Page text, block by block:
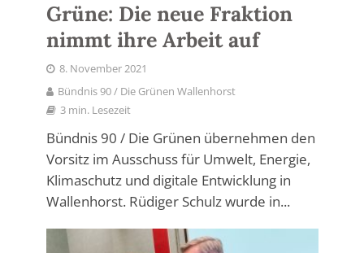
Grüne: Die neue Fraktion
nimmt ihre Arbeit auf
8. November 2021
Bündnis 90 / Die Grünen Wallenhorst
3 min. Lesezeit
Bündnis 90 / Die Grünen übernehmen den
Vorsitz im Ausschuss für Umwelt, Energie,
Klimaschutz und digitale Entwicklung in
Wallenhorst. Rüdiger Schulz wurde in...